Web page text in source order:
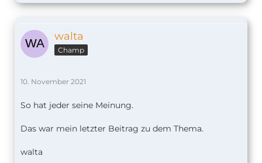
walta
Champ
10. November 2021
So hat jeder seine Meinung.
Das war mein letzter Beitrag zu dem Thema.
walta